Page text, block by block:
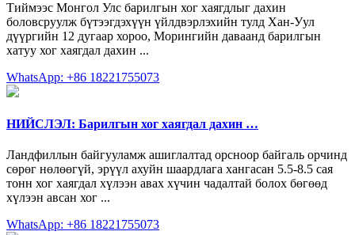
Тиймээс Монгол Улс барилгын хог хаягдлыг дахин
боловсруулж бүтээгдэхүүн үйлдвэрлэхийн тулд Хан-Уул
дүүргийн 12 дугаар хороо, Морингийн даваанд барилгын
хатуу хог хаягдал дахин ...
WhatsApp: +86 18221755073
НИЙСЛЭЛ: Барилгын хог хаягдал дахин …
Ландфиллын байгууламж ашиглалтад орсноор байгаль орчинд
сөрөг нөлөөгүй, эрүүл ахуйн шаардлага хангасан 5.5-8.5 сая
тонн хог хаягдал хүлээн авах хүчин чадалтай болох бөгөөд
хүлээн авсан хог ...
WhatsApp: +86 18221755073